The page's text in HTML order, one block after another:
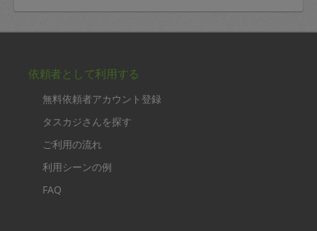
依頼者として利用する
無料依頼者アカウント登録
タスカジさんを探す
ご利用の流れ
利用シーンの例
FAQ